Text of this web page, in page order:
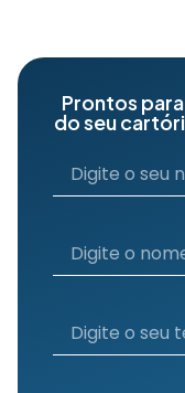
Prontos
do seu